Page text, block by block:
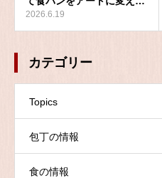
2026.6.19
カテゴリー
Topics
包丁の情報
食の情報